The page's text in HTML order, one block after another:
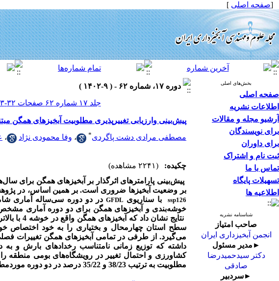
[صفحه اصلی ]
بخش‌های اصلی
صفحه اصلی
اطلاعات نشریه
آرشیو مجله و مقالات
برای نویسندگان
برای داوران
ثبت نام و اشتراک
تماس با ما
تسهیلات پایگاه
اطلاعیه ها
شناسنامه نشریه
صاحب امتیاز
انجمن آبخیزداری ایران
►مدیر مسئول
دکتر سیدحمیدرضا
صادقی
►سردبیر
دوره ۱۷، شماره ۶۲ - ( ۹-۱۴۰۲ )
جلد ۱۷ شماره ۶۲ صفحات ۳۲-۲۳
پیش‌بینی وارزیابی تغییرپذیری مطلوبیت آبخیزهای همگن
مصطفی مرادی دشت پاگردی* ، وفا محمودی نژاد ،
چکیده:
(۲۲۴۱ مشاهده)
پیش‌بینی پارامترهای اثرگذار بر آبخیزهای همگن برای
بر وضعیت آبخیزها ضروری است. بر همین اساس، در پژوهش حاضر، 19 متغیر زیست‌اقلیمی مستخرج
GFDL با سناریوی ssp126
خوشه‌بندی و آبخیزهای همگن برای دو دوره آماری
نتایج نشان داد که آبخیزهای همگن واقع در خوشه 4
سطح استان چهارمحال و بختیاری را به خود اختصاص
می‌گیرد. از طرفی در تمامی آبخیزهای همگن تغییرات
داشته که توزیع زمانی نامتناسب رخدادهای بارش‌ و
کشاورزی و احتمال تغییر در رویشگاه‌های بومی منطقه
مطلوبیت به ترتیب 38/23 و 35/22 درصد در دو دوره موردمطالعه بوده است.